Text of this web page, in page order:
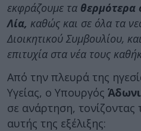
εκφράζουμε τα θερμότερα
Λία, καθώς και σε όλα τα
Διοικητικού Συμβουλίου,
επιτυχία στα νέα τους
Από την πλευρά της
Υγείας, ο Υπουργός
σε ανάρτηση,
αυτής της εξέλιξης: